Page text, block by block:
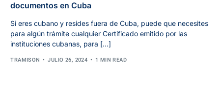
documentos en Cuba
Si eres cubano y resides fuera de Cuba, puede que necesites
para algún trámite cualquier Certificado emitido por las
instituciones cubanas, para […]
TRAMISON
JULIO 26, 2024 1 MIN READ